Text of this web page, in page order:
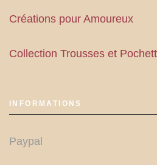
Créations pour Amoureux
Collection Trousses et
INFORMATIONS
Paypal